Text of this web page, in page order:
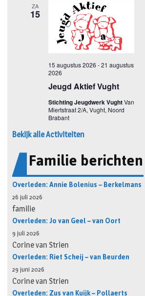
Bekijk alle Activiteiten
Familie berichten
Overleden: Annie Bolenius – Berkelmans
26 juli 2026
familie
Overleden: Jo van Geel – van Oort
9 juli 2026
Corine van Strien
Overleden: Riet Scheij – van Beurden
29 juni 2026
Corine van Strien